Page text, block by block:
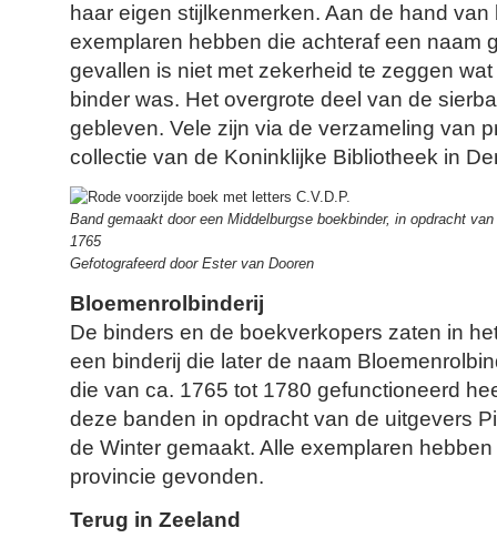
haar eigen stijlkenmerken. Aan de hand
exemplaren hebben die achteraf een naam
gevallen is niet met zekerheid te zeggen
binder was. Het overgrote deel van de
gebleven. Vele zijn via de verzameling van
collectie van de Koninklijke Bibliotheek in
Band gemaakt door een Middelburgse boekbinder, in opdracht
1765
Gefotografeerd door Ester van Dooren
Bloemenrolbinderij
De binders en de boekverkopers zaten in
een binderij die later de naam
die van ca. 1765 tot 1780 gefunctioneerd
deze banden in opdracht van de uitgevers
de Winter gemaakt. Alle exemplaren
provincie gevonden.
Terug in Zeeland